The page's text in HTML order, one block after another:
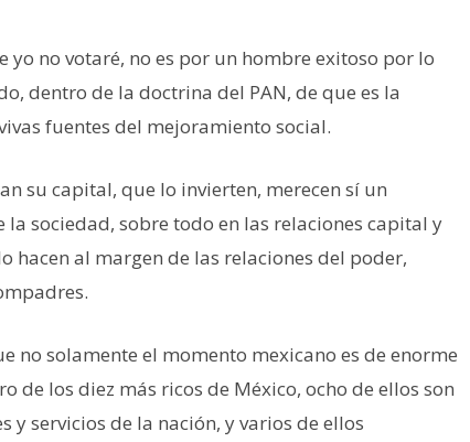
yo no votaré, no es por un hombre exitoso por lo
dentro de la doctrina del PAN, de que es la
fuentes del mejoramiento social.
su capital, que lo invierten, merecen sí un
sociedad, sobre todo en las relaciones capital y
hacen al margen de las relaciones del poder,
no solamente el momento mexicano es de enorme
de los diez más ricos de México, ocho de ellos son
y servicios de la nación, y varios de ellos